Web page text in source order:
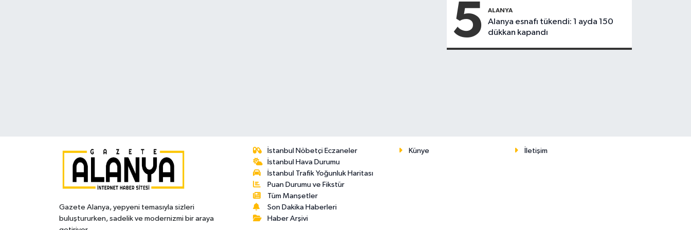
motosiklet
çarptı
5 ALANYA
Alanya esnafı tükendi: 1 ayda 150
dükkan kapandı
Gazete Alanya, yepyeni temasıyla sizleri
buluştururken, sadelik ve modernizmi bir araya
İstanbul Nöbetçi Eczaneler
İstanbul Hava Durumu
İstanbul Trafik Yoğunluk Haritası
Puan Durumu ve Fikstür
Tüm Manşetler
Son Dakika Haberleri
Haber Arşivi
Künye İletişim